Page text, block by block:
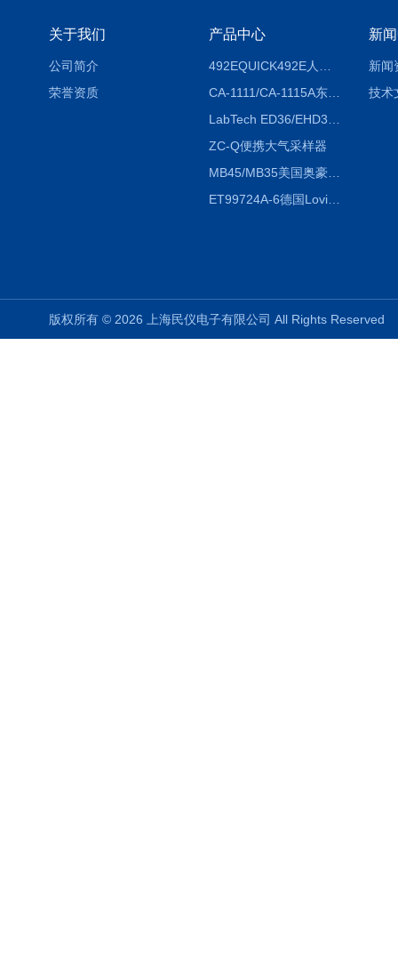
关于我们
公司简介
荣誉资质
产品中心
CA-1111/CA-1115A东京理化EYELA CA-1111/CA-1115A冷却水循环装置
ZC-Q便携大气采样器
MB45/MB35美国奥豪斯OHAUS MB45/MB35卤素红外水分测定仪
ET99724A-6德国Lovibond ET99724A-6微电脑BOD测定仪
新
新闻
技术
版权所有 © 2026 上海民仪电子有限公司 All Rights